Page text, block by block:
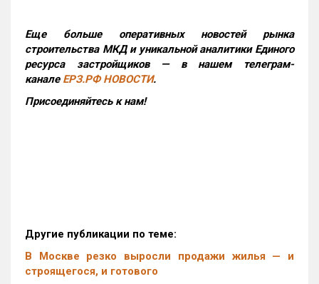
Еще больше оперативных новостей рынка
строительства МКД и уникальной аналитики Единого
ресурса застройщиков — в нашем телеграм-
канале ЕРЗ.РФ НОВОСТИ.
Присоединяйтесь к нам!
Другие публикации по теме:
В Москве резко выросли продажи жилья — и
строящегося, и готового